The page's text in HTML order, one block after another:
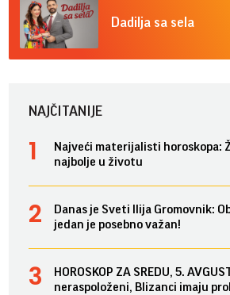
Dadilja sa sela
NAJČITANIJE
Najveći materijalisti horoskopa:
najbolje u životu
Danas je Sveti Ilija Gromovnik:
jedan je posebno važan!
HOROSKOP ZA SREDU, 5.
neraspoloženi, Blizanci imaju